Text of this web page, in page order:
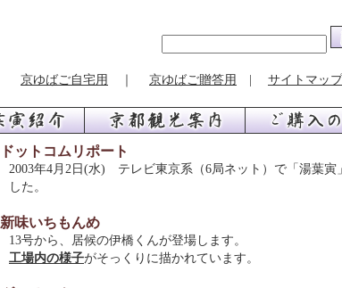
京ゆばご自宅用 京ゆばご贈答用 サイトマップ
ドットコムリポート
2003年4月2日(水) テレビ東京系（6局ネット）で「湯葉寅
した。
新味いちもんめ
13号から、居候の伊橋くんが登場します。
工場内の様子がそっくりに描かれています。